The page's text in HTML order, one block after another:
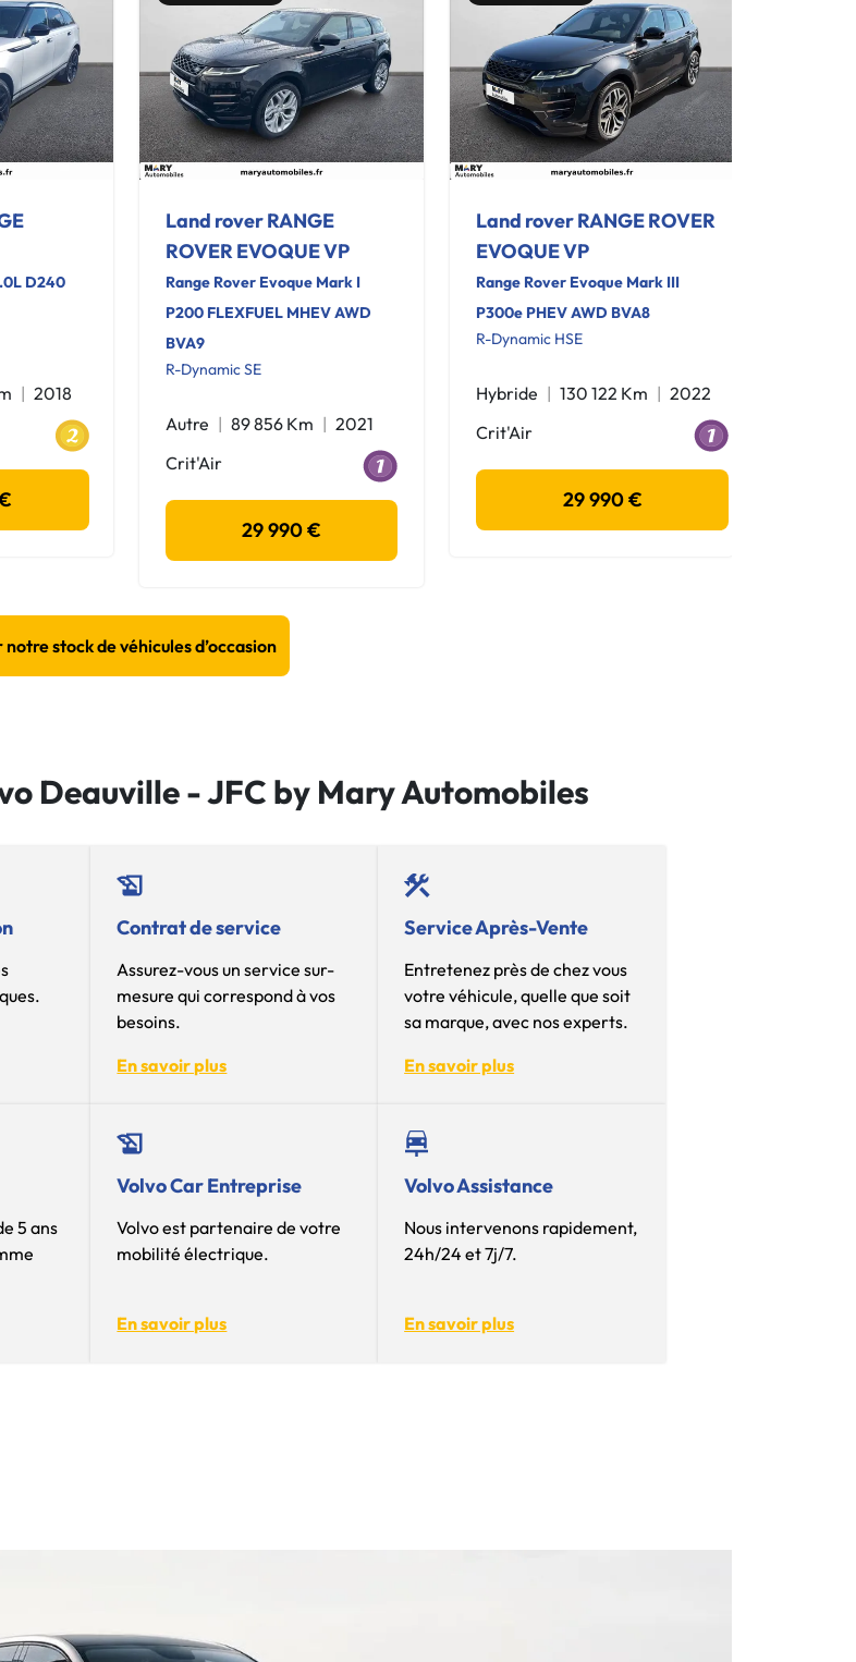
D240
2018
Land rover RANGE
ROVER EVOQUE VP
Range Rover Evoque Mark I
P200 FLEXFUEL MHEV AWD
BVA9
R-Dynamic SE
Autre 89 856 Km
2021
Crit'Air
29 990 €
Land rover RANGE ROVER
EVOQUE VP
Range Rover Evoque Mark III
P300e PHEV AWD BVA8
R-Dynamic HSE
Hybride 130 122 Km
2022
Crit'Air
29 990 €
notre stock de véhicules d’occasion
Deauville - JFC by Mary Automobiles
Contrat de service
Assurez-vous un service sur-
mesure qui correspond à vos
besoins.
En savoir plus
Service Après-Vente
Entretenez près de chez vous
votre véhicule, quelle que soit
sa marque, avec nos experts.
En savoir plus
5 ans
Volvo Car Entreprise
Volvo est partenaire de votre
mobilité électrique.
En savoir plus
Volvo Assistance
Nous intervenons rapidement,
24h/24 et 7j/7.
En savoir plus